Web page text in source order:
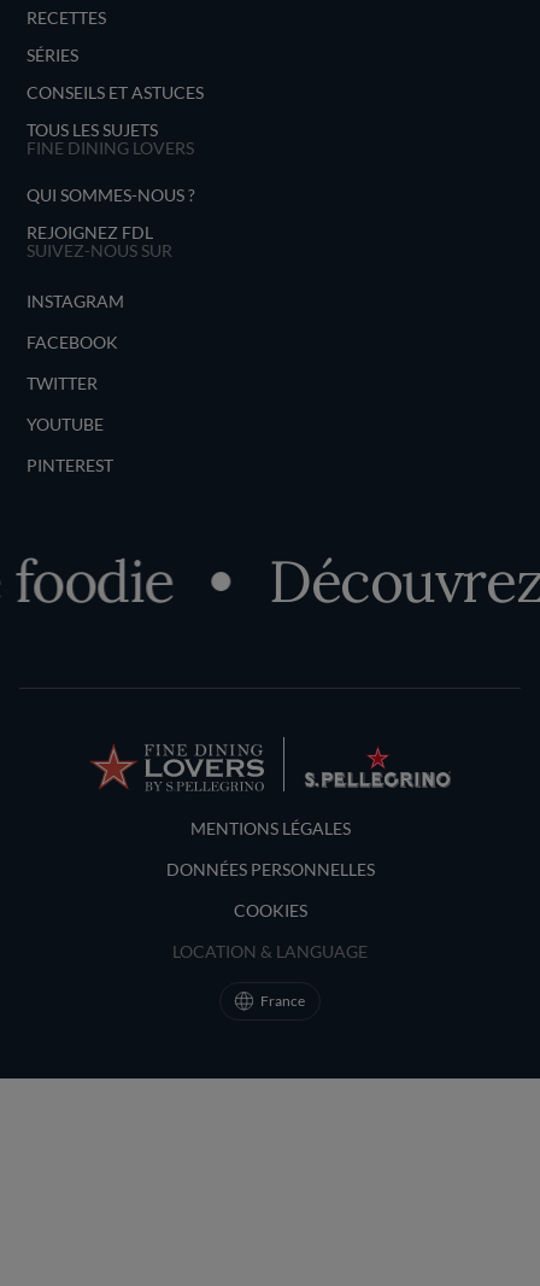
RECETTES
SÉRIES
CONSEILS ET ASTUCES
TOUS LES SUJETS
FINE DINING LOVERS
QUI SOMMES-NOUS ?
REJOIGNEZ FDL
SUIVEZ-NOUS SUR
INSTAGRAM
FACEBOOK
TWITTER
YOUTUBE
PINTEREST
Terms and Conditions
MENTIONS LÉGALES
DONNÉES PERSONNELLES
COOKIES
LOCATION & LANGUAGE
France